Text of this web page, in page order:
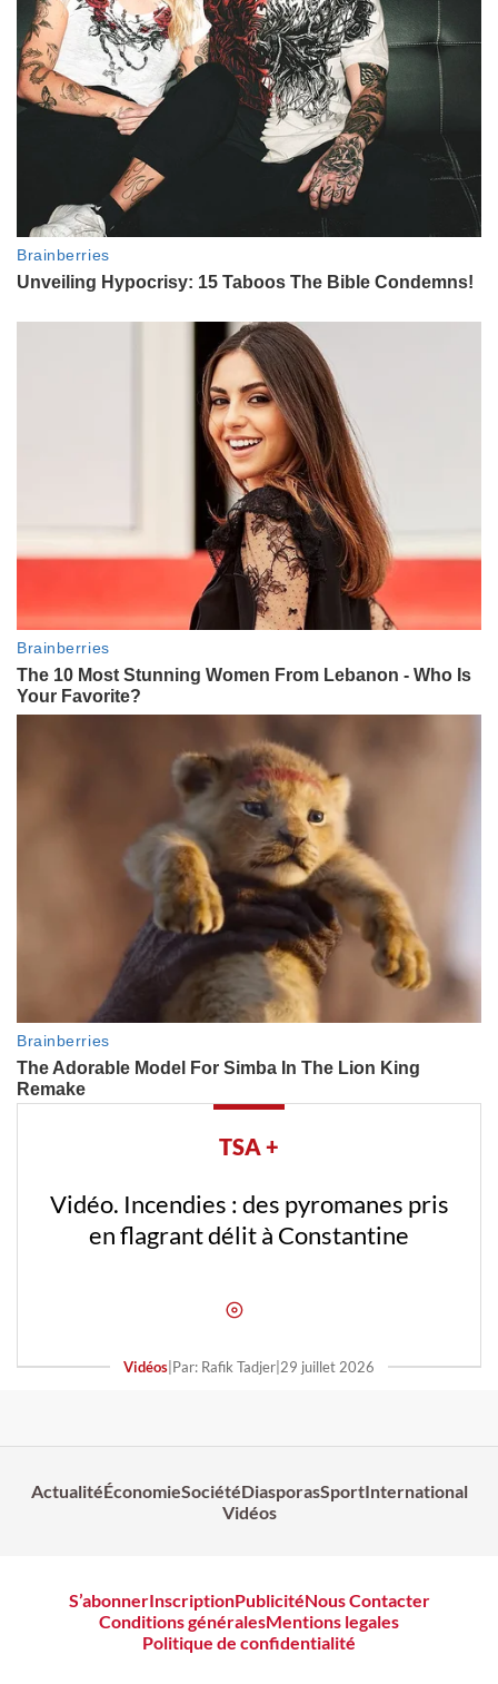
TSA +
Vidéo. Incendies : des pyromanes pris
en flagrant délit à Constantine
Vidéos Par: Rafik Tadjer 29 juillet 2026
ActualitéÉconomieSociétéDiasporasSportInternational
Vidéos
S’abonnerInscriptionPublicitéNous Contacter
Conditions généralesMentions legales
Politique de confidentialité